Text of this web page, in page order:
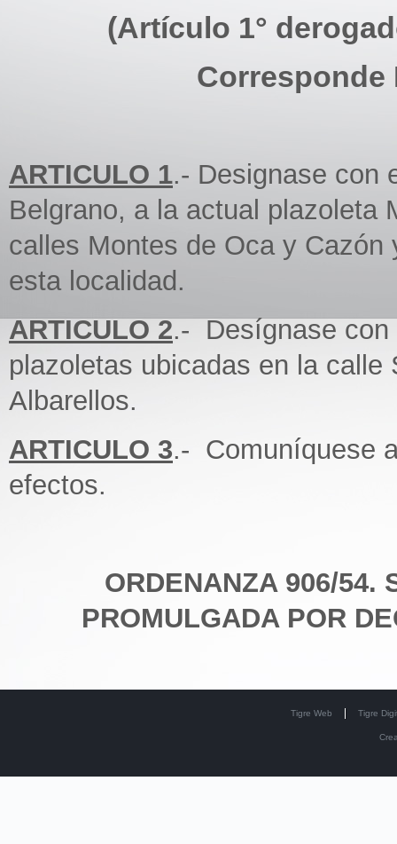
(Artículo 1°
Corresponde
ARTICULO 1.- Designase con
Belgrano, a la actual plazoleta
calles Montes de Oca y
esta localidad.
ARTICULO 2.- Desígnase con
plazoletas ubicadas en la
Albarellos.
ARTICULO 3.- Comuníquese
efectos.
ORDENANZA 906/54.
PROMULGADA POR
Tigre Web Tigre